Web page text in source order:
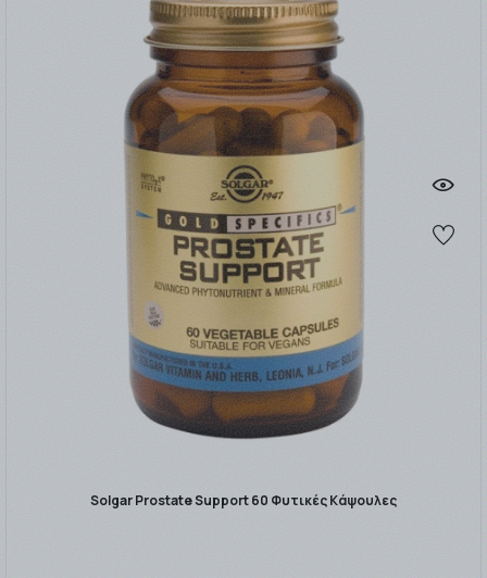
Solgar Prostate Support 60 Φυτικές Κάψουλες